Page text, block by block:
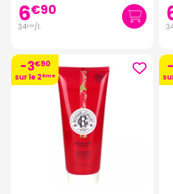
6€90
34€50/l.
-3€90
sur le 2ème